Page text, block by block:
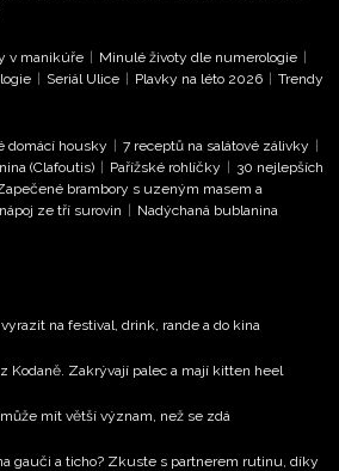
v manikúře Minulé životy dle numerologie
Seriál Ulice Plavky na léto 2026
Trendy
domácí housky 7 receptů na salátové zálivky
(Clafoutis)
Pařížské rohlíčky
30 nejlepších
brambory s uzeným masem a
ze tří surovin Nadýchaná bublanina
na festival, drink, rande a do kina
Kodaně. Zakrývají palec a mají kitten heel
mít větší význam, než se zdá
gauči a ticho? Zkuste s partnerem rutinu, díky